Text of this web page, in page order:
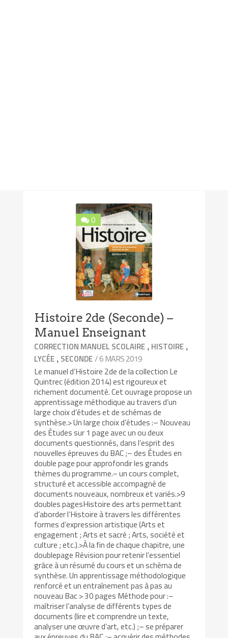
0
Histoire 2de (Seconde) –
Manuel Enseignant
CORRECTION MANUEL SCOLAIRE , HISTOIRE ,
LYCÉE , SECONDE/ 6 MARS 2019
Le manuel d’Histoire 2de de la collection Le
Quintrec (édition 2014) est rigoureux et
richement documenté. Cet ouvrage propose un
apprentissage méthodique au travers d’un
large choix d’études et de schémas de
synthèse.> Un large choix d’études :– Nouveau
des Études sur 1 page avec un ou deux
documents questionnés, dans l’esprit des
nouvelles épreuves du BAC ;– des Études en
double page pour approfondir les grands
thèmes du programme.– un cours complet,
structuré et accessible accompagné de
documents nouveaux, nombreux et variés.>9
doubles pagesHistoire des arts permettant
d’aborder l’Histoire à travers les différentes
formes d’expression artistique (Arts et
engagement ; Arts et sacré ; Arts, société et
culture ; etc.).>À la fin de chaque chapitre, une
doublepage Révision pour retenir l’essentiel
grâce à un résumé du cours et un schéma de
synthèse. Un apprentissage méthodologique
renforcé et un entraînement pas à pas au
nouveau Bac > 30 pages Méthode pour :–
maîtriser l’analyse de différents types de
documents (lire et comprendre un texte,
analyser une œuvre d’art, etc.) ;– se préparer